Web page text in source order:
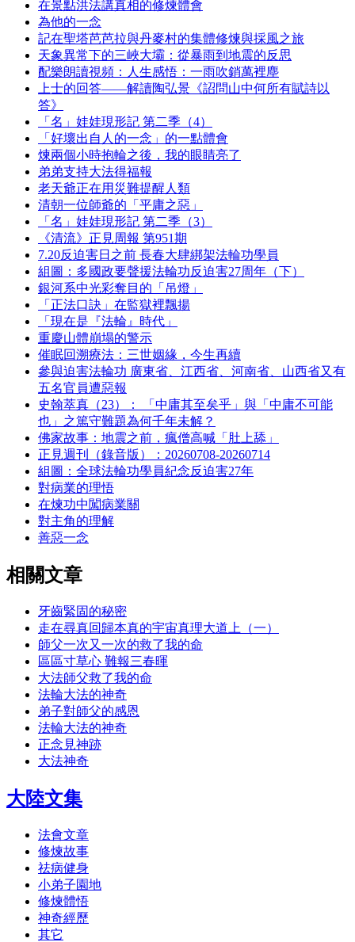
在景點洪法講真相的修煉體會
為他的一念
記在聖塔芭芭拉與丹麥村的集體修煉與採風之旅
天象異常下的三峽大壩：從暴雨到地震的反思
配樂朗讀視頻：人生感悟：一雨吹銷萬裡塵
上士的回答——解讀陶弘景《詔問山中何所有賦詩以
答》
「名」娃娃現形記 第二季（4）
「好壞出自人的一念」的一點體會
煉兩個小時抱輪之後，我的眼睛亮了
弟弟支持大法得福報
老天爺正在用災難提醒人類
清朝一位師爺的「平庸之惡」
「名」娃娃現形記 第二季（3）
《清流》正見周報 第951期
7.20反迫害日之前 長春大肆綁架法輪功學員
組圖：多國政要聲援法輪功反迫害27周年（下）
銀河系中光彩奪目的「吊燈」
「正法口訣」在監獄裡飄揚
「現在是『法輪』時代」
重慶山體崩塌的警示
催眠回溯療法：三世姻緣，今生再續
參與迫害法輪功 廣東省、江西省、河南省、山西省又有
五名官員遭惡報
史翰萃真（23）： 「中庸其至矣乎」與「中庸不可能
也」之篤守難題為何千年未解？
佛家故事：地震之前，瘋僧高喊「肚上舔」
正見週刊（錄音版）：20260708-20260714
組圖：全球法輪功學員紀念反迫害27年
對病業的理悟
在煉功中闖病業關
對主角的理解
善惡一念
相關文章
牙齒緊固的秘密
走在尋真回歸本真的宇宙真理大道上（一）
師父一次又一次的救了我的命
區區寸草心 難報三春暉
大法師父救了我的命
法輪大法的神奇
弟子對師父的感恩
法輪大法的神奇
正念見神跡
大法神奇
大陸文集
法會文章
修煉故事
祛病健身
小弟子園地
修煉體悟
神奇經歷
其它